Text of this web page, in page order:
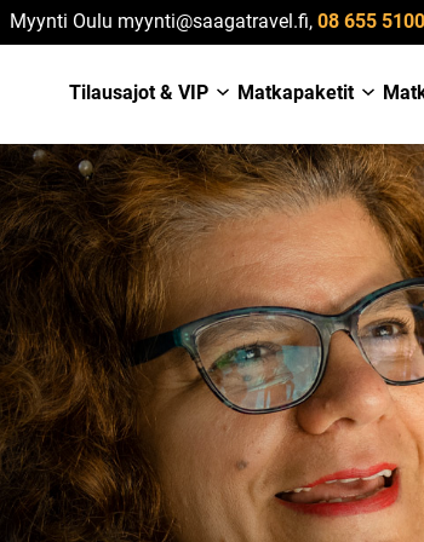
Myynti Oulu myynti@saagatravel.fi, 08 655 5100
Tilausajot & VIP Matkapaketit